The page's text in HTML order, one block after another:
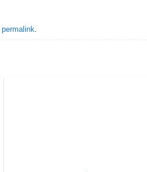
permalink